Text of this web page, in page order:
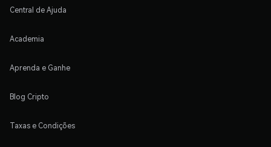
Central de Ajuda
Academia
Aprenda e Ganhe
Blog Cripto
Taxas e Condições